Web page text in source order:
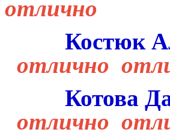
отлично
Костюк
отлично
Котова
отлично